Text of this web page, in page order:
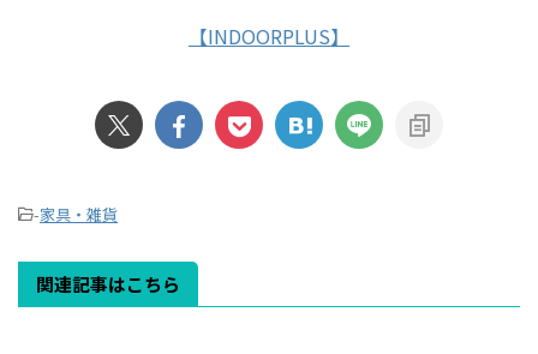
【INDOORPLUS】
-家具・雑貨
関連記事はこちら